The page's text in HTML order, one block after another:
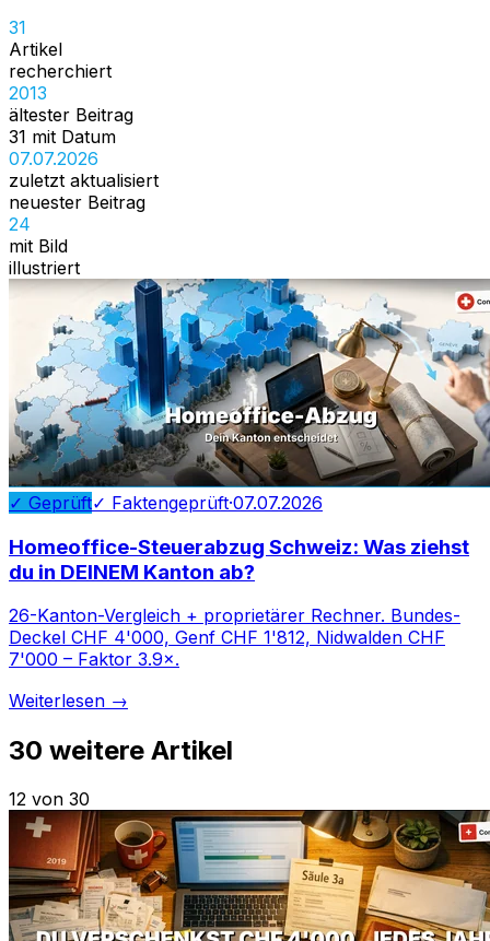
31
Artikel
recherchiert
2013
ältester Beitrag
31 mit Datum
07.07.2026
zuletzt aktualisiert
neuester Beitrag
24
mit Bild
illustriert
✓ Geprüft✓ Faktengeprüft·07.07.2026
Homeoffice-Steuerabzug Schweiz: Was ziehst
du in DEINEM Kanton ab?
26-Kanton-Vergleich + proprietärer Rechner. Bundes-
Deckel CHF 4'000, Genf CHF 1'812, Nidwalden CHF
7'000 – Faktor 3.9×.
Weiterlesen →
30 weitere Artikel
12 von 30